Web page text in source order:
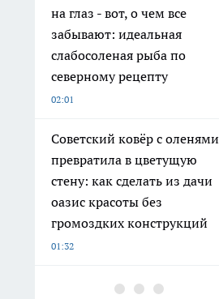
на глаз - вот, о чем все
забывают: идеальная
слабосоленая рыба по
северному рецепту
02:01
Советский ковёр с оленями
превратила в цветущую
стену: как сделать из дачи
оазис красоты без
громоздких конструкций
01:32
Чайник покрылся накипью: